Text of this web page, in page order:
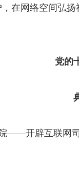
在网络空间弘
党的
——开辟互联网